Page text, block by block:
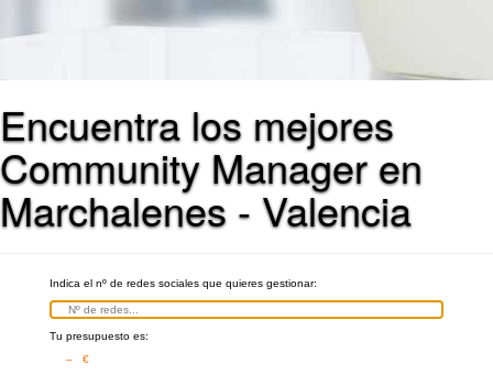
Encuentra los mejores
Community Manager en
Marchalenes - Valencia
Indica el nº de redes sociales que quieres gestionar:
Tu presupuesto es:
– €